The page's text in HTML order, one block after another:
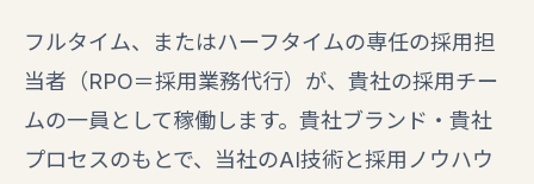
フルタイム、またはハーフタイムの専任の採用担
当者（RPO＝採用業務代行）が、貴社の採用チー
ムの一員として稼働します。貴社ブランド・貴社
プロセスのもとで、当社のAI技術と採用ノウハウ